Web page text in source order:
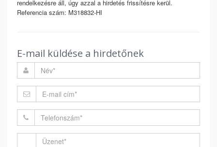
rendelkezésre áll, úgy azzal a hirdetés frissítésre kerül.
Referencia szám: M318832-HI
E-mail küldése a hirdetőnek